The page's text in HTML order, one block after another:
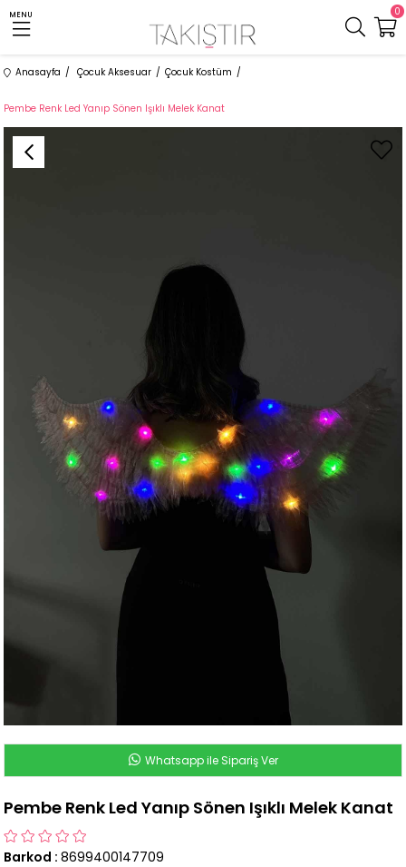
MENU 0
Anasayfa Çocuk Aksesuar Çocuk Kostüm
Pembe Renk Led Yanıp Sönen Işıklı Melek Kanat
Whatsapp ile Sipariş Ver
Pembe Renk Led Yanıp Sönen Işıklı Melek Kanat
Barkod : 8699400147709